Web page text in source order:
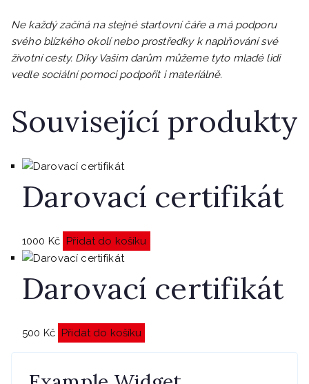
Ne každý začíná na stejné startovní čáře a má podporu
svého blízkého okolí nebo prostředky k naplňování své
životní cesty. Díky Vašim darům můžeme tyto mladé lidi
vedle sociální pomoci podpořit i materiálně.
Související produkty
Darovací certifikát
1000 Kč Přidat do košíku
Darovací certifikát
500 Kč Přidat do košíku